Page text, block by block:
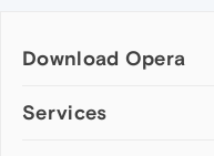
Download Opera
Computer browsers
Services